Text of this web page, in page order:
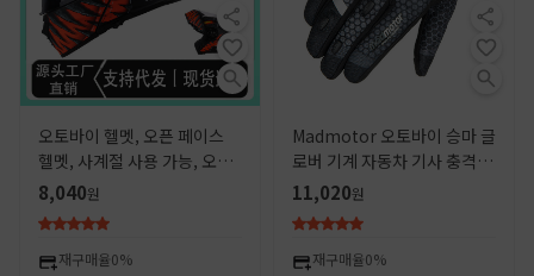
오토바이 헬멧, 오픈 페이스
헬멧, 사계절 사용 가능, 오픈
페이스 락, 블루투스 헤드셋,
라이딩 장비, 미국식 보호 안
전모
8,040원
재구매율0%
Madmotor 오토바이 승마 글
로버 기계 자동차 기사 충격 흡
수 통기성 풀 핑거 사계절 낙하
기사 장비
11,020원
재구매율0%